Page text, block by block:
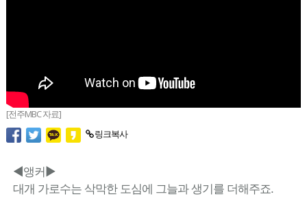
[전주MBC 자료]
링크복사
◀앵커▶
대개 가로수는 삭막한 도심에 그늘과 생기를 더해주죠.